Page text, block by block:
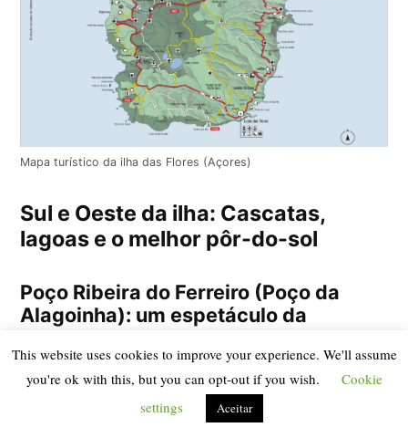
Mapa turístico da ilha das Flores (Açores)
Sul e Oeste da ilha: Cascatas,
lagoas e o melhor pôr-do-sol
Poço Ribeira do Ferreiro (Poço da
Alagoinha): um espetáculo da
Bem-vindo ao Jurassic Park, desculpe, à ilha das
Poço da Ribeira do Ferreiro
This website uses cookies to improve your experience. We'll assume
you're ok with this, but you can opt-out if you wish.
Cookie
settings
Aceitar